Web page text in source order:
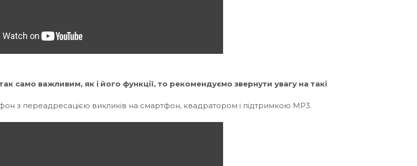
само важливим, як і його функції, то рекомендуємо звернути увагу на такі
з переадресацією викликів на смартфон, квадратором і підтримкою MP3.